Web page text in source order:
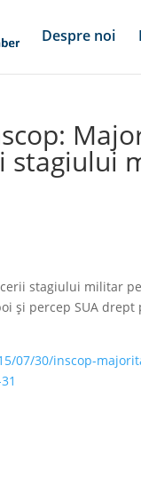
Despre noi
stagiului militar
și percep SUA
07/30/inscop-